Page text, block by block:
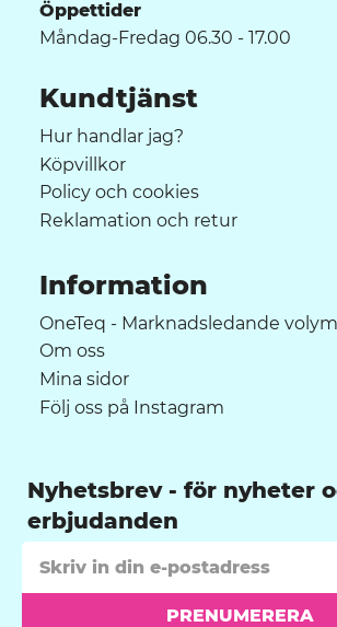
Öppettider
Måndag-Fredag 06.30 - 17.00
Kundtjänst
Hur handlar jag?
Köpvillkor
Policy och cookies
Reklamation och retur
Information
OneTeq - Marknadsledande
Om oss
Mina sidor
Följ oss på Instagram
Nyhetsbrev
PRENUMERERA